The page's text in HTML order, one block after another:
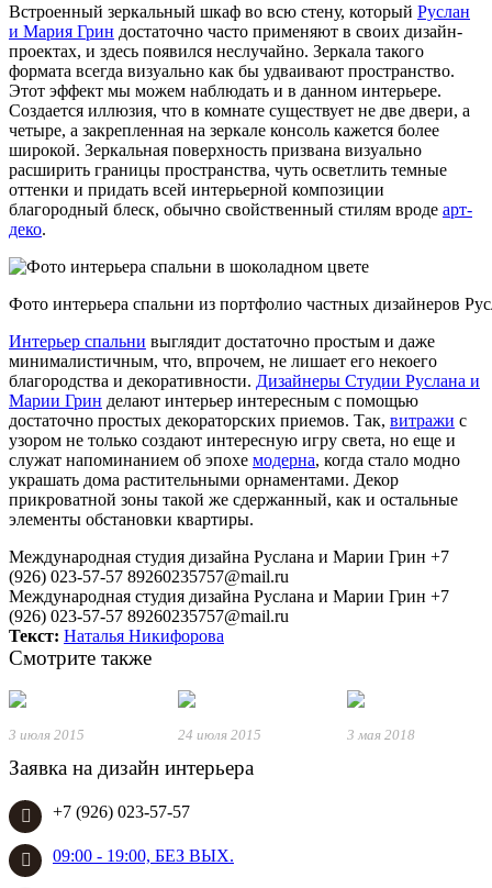
Встроенный зеркальный шкаф во всю стену, который Руслан
и Мария Грин достаточно часто применяют в своих дизайн-
проектах, и здесь появился неслучайно. Зеркала такого
формата всегда визуально как бы удваивают пространство.
Этот эффект мы можем наблюдать и в данном интерьере.
Создается иллюзия, что в комнате существует не две двери, а
четыре, а закрепленная на зеркале консоль кажется более
широкой. Зеркальная поверхность призвана визуально
расширить границы пространства, чуть осветлить темные
оттенки и придать всей интерьерной композиции
благородный блеск, обычно свойственный стилям вроде арт-
деко.
Фото интерьера спальни из портфолио частных дизайнеров
Интерьер спальни выглядит достаточно простым и даже
минималистичным, что, впрочем, не лишает его некоего
благородства и декоративности. Дизайнеры Студии Руслана и
Марии Грин делают интерьер интересным с помощью
достаточно простых декораторских приемов. Так, витражи с
узором не только создают интересную игру света, но еще и
служат напоминанием об эпохе модерна, когда стало модно
украшать дома растительными орнаментами. Декор
прикроватной зоны такой же сдержанный, как и остальные
элементы обстановки квартиры.
Международная студия дизайна Руслана и Марии Грин +7
(926) 023-57-57 89260235757@mail.ru
Международная студия дизайна Руслана и Марии Грин +7
(926) 023-57-57 89260235757@mail.ru
Текст: Наталья Никифорова
Смотрите также
3 июля 2015 24 июля 2015 3 мая 2018
Заявка на дизайн интерьера
+7 (926) 023-57-57
09:00 - 19:00, БЕЗ ВЫХ.